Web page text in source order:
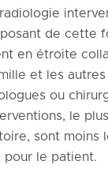
de cette
en étroite
et les
ou
le
sont moins
pour le patient.